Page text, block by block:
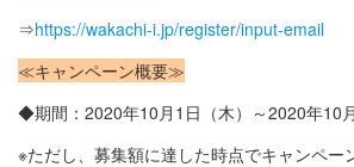
⇒https://wakachi-i.jp/register/input-email
≪キャンペーン概要≫
◆期間：2020年10月1日（木）～2020年10
※ただし、募集額に達した時点でキャンペー